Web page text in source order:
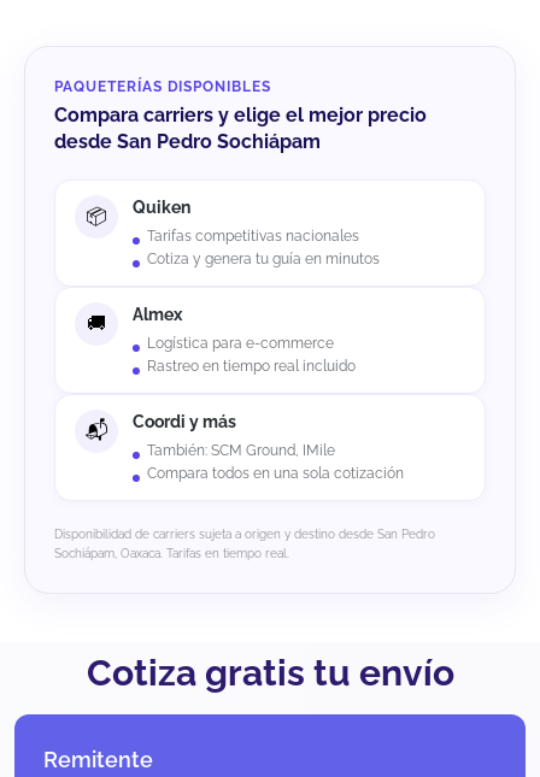
PAQUETERÍAS DISPONIBLES
Compara carriers y elige el mejor precio
desde San Pedro Sochiápam
Quiken
Tarifas competitivas nacionales
Cotiza y genera tu guía en minutos
Almex
Logística para e-commerce
Rastreo en tiempo real incluido
Coordi y más
También: SCM Ground, IMile
Compara todos en una sola cotización
Disponibilidad de carriers sujeta a origen y destino desde San Pedro
Sochiápam, Oaxaca. Tarifas en tiempo real.
Cotiza gratis tu envío
Remitente